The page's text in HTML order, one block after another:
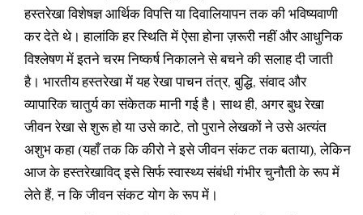
हस्तरेखा विशेषज्ञ आर्थिक विपत्ति या दिवालियापन तक की भविष्यवाणी
कर देते थे। हालांकि हर स्थिति में ऐसा होना ज़रूरी नहीं और आधुनिक
विश्लेषण में इतने चरम निष्कर्ष निकालने से बचने की सलाह दी जाती
है। भारतीय हस्तरेखा में यह रेखा पाचन तंत्र, बुद्धि, संवाद और
व्यापारिक चातुर्य का संकेतक मानी गई है। साथ ही, अगर बुध रेखा
जीवन रेखा से शुरू हो या उसे काटे, तो पुराने लेखकों ने उसे अत्यंत
अशुभ कहा (यहाँ तक कि कीरो ने इसे जीवन संकट तक बताया), लेकिन
आज के हस्तरेखाविद् इसे सिर्फ स्वास्थ्य संबंधी गंभीर चुनौती के रूप में
लेते हैं, न कि जीवन संकट योग के रूप में।